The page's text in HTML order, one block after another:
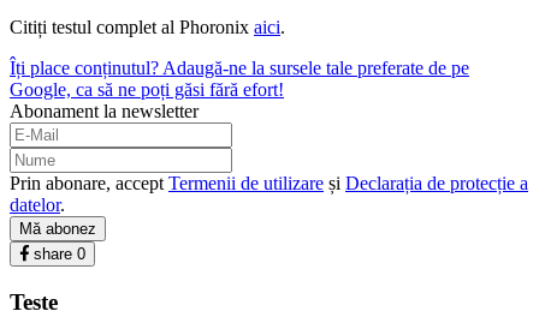
Citiți testul complet al Phoronix aici.
Îți place conținutul? Adaugă-ne la sursele tale preferate de pe
Google, ca să ne poți găsi fără efort!
Abonament la newsletter
Prin abonare, accept Termenii de utilizare și Declarația de protecție a
datelor.
Mă abonez
share 0
Teste